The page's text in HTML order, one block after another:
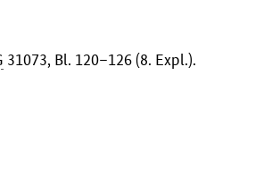
31073, Bl. 120–126 (8. Expl.).